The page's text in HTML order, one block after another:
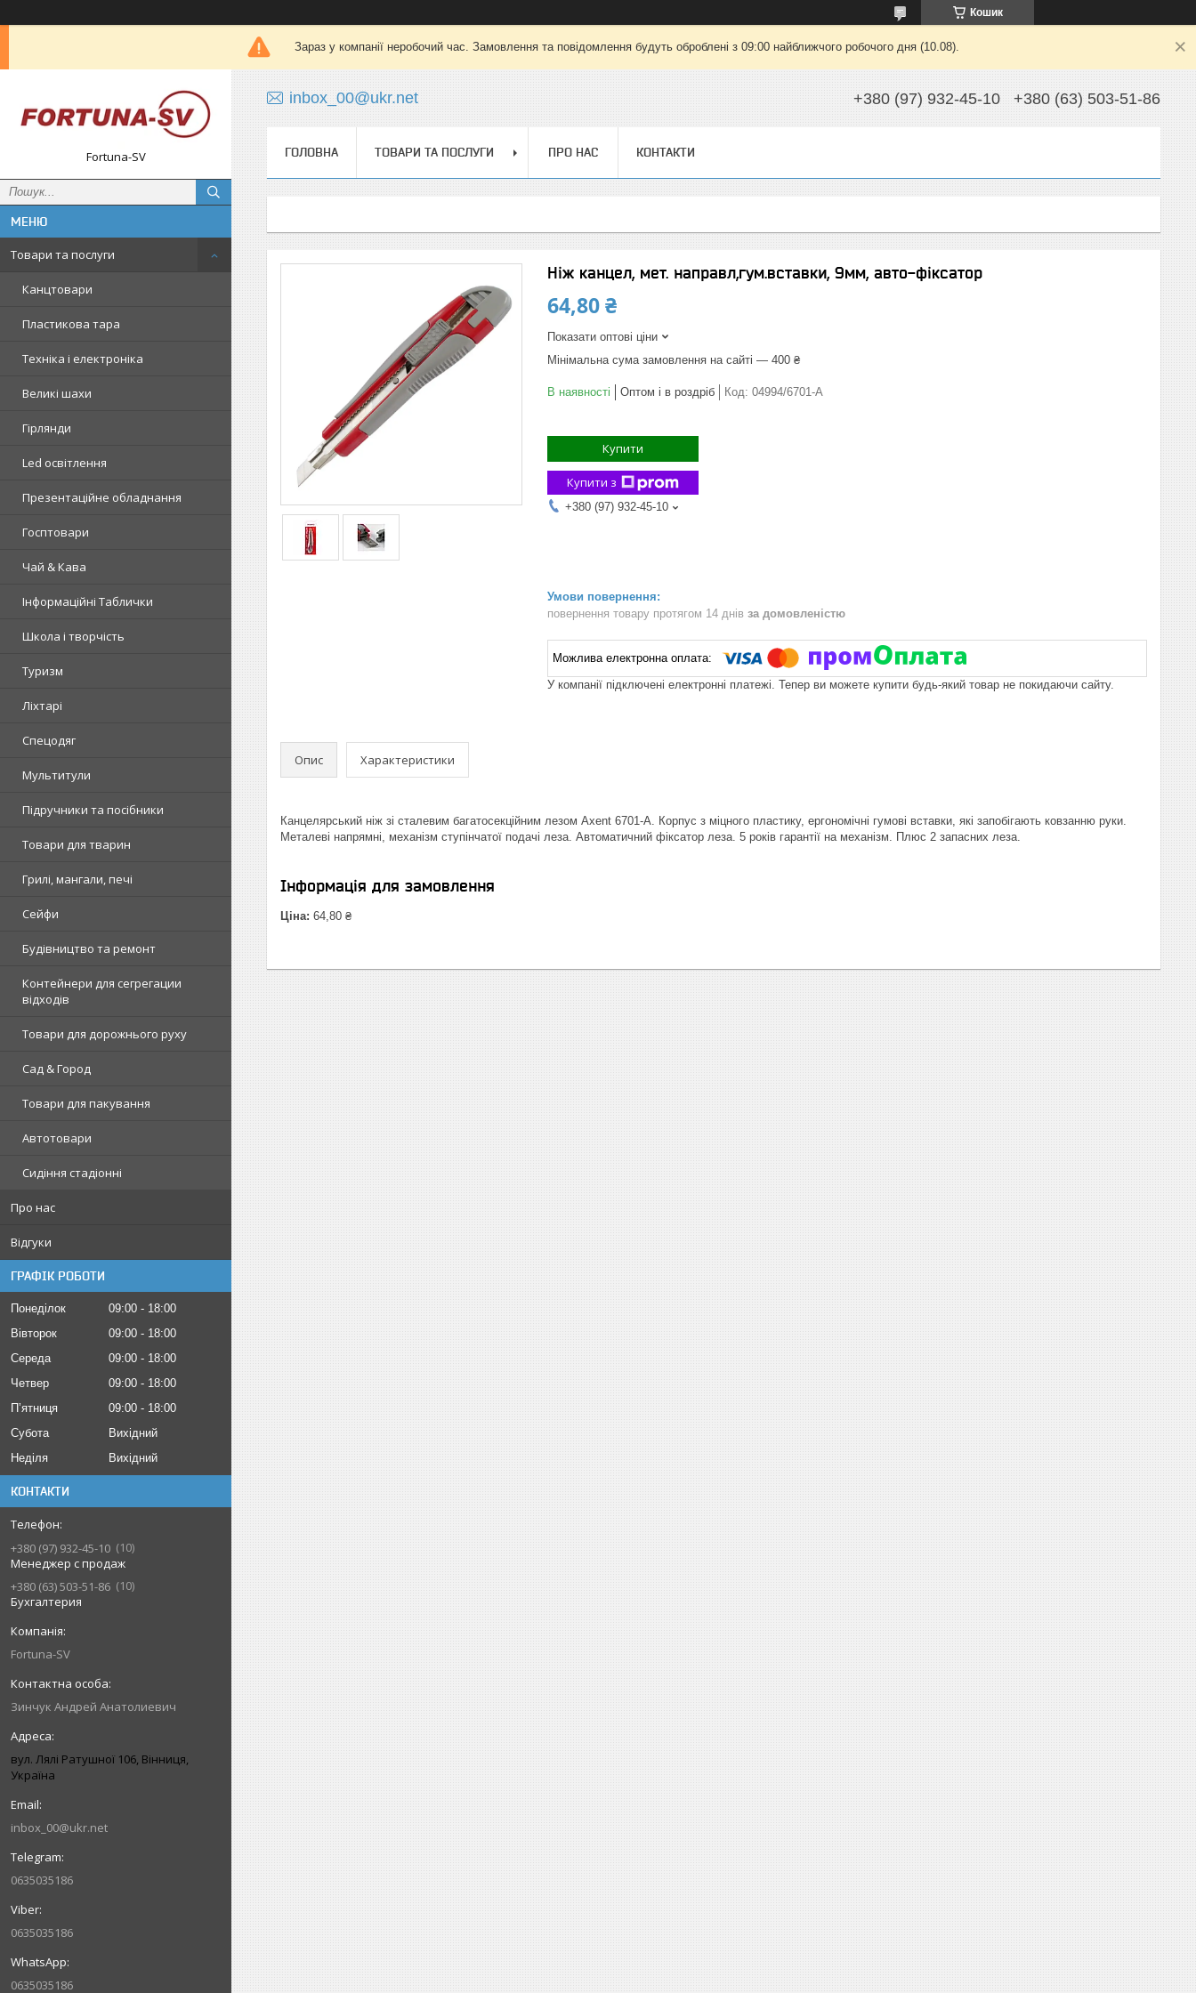
Кошик
Зараз у компанії неробочий час. Замовлення та повідомлення будуть оброблені з 09:00 найближчого робочого дня (10.08).
Fortuna-SV
Товари та послуги
Канцтовари
Пластикова тара
Техніка і електроніка
Великі шахи
Гірлянди
Led освітлення
Презентаційне обладнання
Госптовари
Чай & Кава
Інформаційні Таблички
Школа і творчість
Туризм
Ліхтарі
Спецодяг
Мультитули
Підручники та посібники
Товари для тварин
Грилі, мангали, печі
Сейфи
Будівництво та ремонт
Контейнери для сегрегации
відходів
Товари для дорожнього руху
Сад & Город
Товари для пакування
Автотовари
Сидіння стадіонні
Про нас
Відгуки
ГРАФІК РОБОТИ
Понеділок 09:00
18:00
Вівторок
09:00
18:00
Середа
09:00
18:00
Четвер
09:00
18:00
Пʼятниця
09:00
18:00
Субота
Вихідний
Неділя
Вихідний
КОНТАКТИ
+380 (97) 932-45-10
10
Менеджер с продаж
+380 (63) 503-51-86
10
Бухгалтерия
Fortuna-SV
Зинчук Андрей Анатолиевич
вул. Лялі Ратушної 106, Вінниця,
Україна
inbox_00@ukr.net
0635035186
0635035186
0635035186
inbox_00@ukr.net +380 (97) 932-45-10 +380 (63) 503-51-86
ГОЛОВНА ТОВАРИ ТА ПОСЛУГИ ПРО НАС КОНТАКТИ
Ніж канцел, мет. направл,гум.вставки, 9мм, авто-фіксатор
64,80 ₴
Показати оптові ціни
Мінімальна сума замовлення на сайті — 400 ₴
В наявності Оптом і в роздріб Код: 04994/6701-A
Купити
Купити з
+380 (97) 932-45-10
повернення товару протягом 14 днів за домовленістю
У компанії підключені електронні платежі. Тепер ви можете купити будь-який товар не покидаючи сайту.
Опис Характеристики
Канцелярський ніж зі сталевим багатосекційним лезом Axent 6701-A. Корпус з міцного пластику, ергономічні гумові вставки, які запобігають ковзанню руки.
Металеві напрямні, механізм ступінчатої подачі леза. Автоматичний фіксатор леза. 5 років гарантії на механізм. Плюс 2 запасних леза.
Інформація для замовлення
Ціна: 64,80 ₴